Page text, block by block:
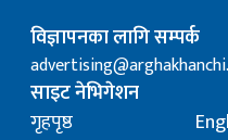
विज्ञापनका लागि सम्पर्क
साइट नेभिगेशन
गृहपृष्ठ